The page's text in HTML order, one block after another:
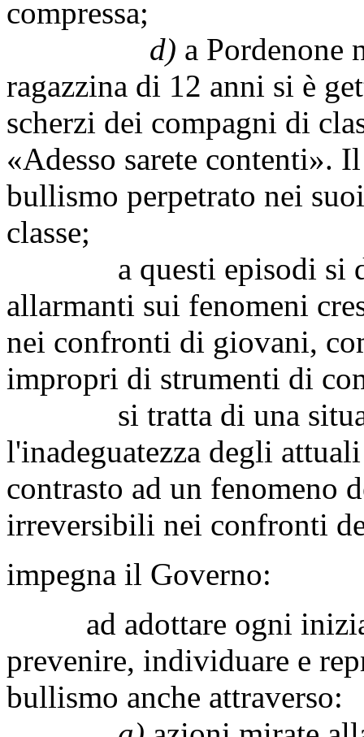
compressa;
d) a Pordenone
ragazzina di 12 anni si è
scherzi dei compagni di
«Adesso sarete contenti».
bullismo perpetrato nei
classe;
a questi episodi si
allarmanti sui fenomeni
nei confronti di giovani,
impropri di strumenti di
si tratta di una
l'inadeguatezza degli
contrasto ad un fenomeno
irreversibili nei confronti
impegna il Governo:
ad adottare ogni
prevenire, individuare e
bullismo anche attraverso: